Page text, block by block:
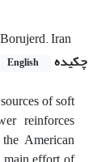
Iran
چکیده
English
of soft
reinforces
American